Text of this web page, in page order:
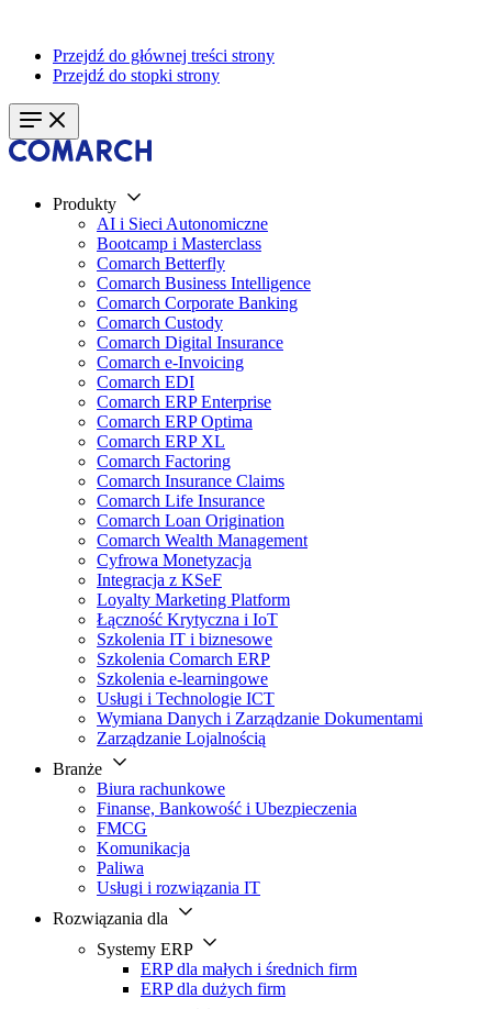
Przejdź do głównej treści strony
Przejdź do stopki strony
Produkty
AI i Sieci Autonomiczne
Bootcamp i Masterclass
Comarch Betterfly
Comarch Business Intelligence
Comarch Corporate Banking
Comarch Custody
Comarch Digital Insurance
Comarch e-Invoicing
Comarch EDI
Comarch ERP Enterprise
Comarch ERP Optima
Comarch ERP XL
Comarch Factoring
Comarch Insurance Claims
Comarch Life Insurance
Comarch Loan Origination
Comarch Wealth Management
Cyfrowa Monetyzacja
Integracja z KSeF
Loyalty Marketing Platform
Łączność Krytyczna i IoT
Szkolenia IT i biznesowe
Szkolenia Comarch ERP
Szkolenia e-learningowe
Usługi i Technologie ICT
Wymiana Danych i Zarządzanie Dokumentami
Zarządzanie Lojalnością
Branże
Biura rachunkowe
Finanse, Bankowość i Ubezpieczenia
FMCG
Komunikacja
Paliwa
Usługi i rozwiązania IT
Rozwiązania dla
Systemy ERP
ERP dla małych i średnich firm
ERP dla dużych firm